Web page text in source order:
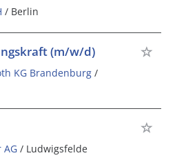
/ Berlin
(m/w/d)
KG Brandenburg /
AG / Ludwigsfelde